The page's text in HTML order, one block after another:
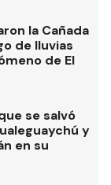
la Cañada
de lluvias
de El
se salvó
y
en su